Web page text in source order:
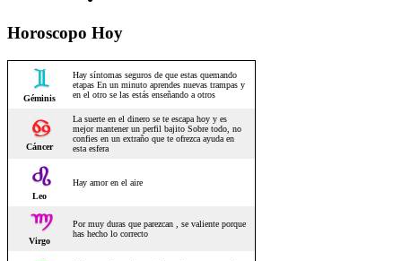
Horoscopo Hoy